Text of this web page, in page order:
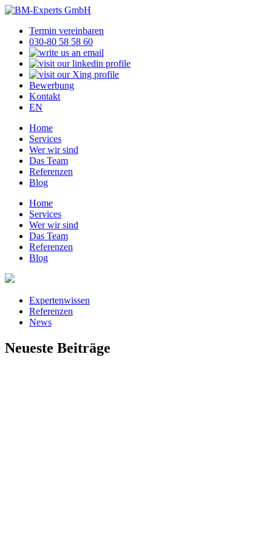
Termin vereinbaren
030-80 58 58 60
Bewerbung
Kontakt
EN
Home
Services
Wer wir sind
Das Team
Referenzen
Blog
Home
Services
Wer wir sind
Das Team
Referenzen
Blog
Expertenwissen
Referenzen
News
Neueste Beiträge